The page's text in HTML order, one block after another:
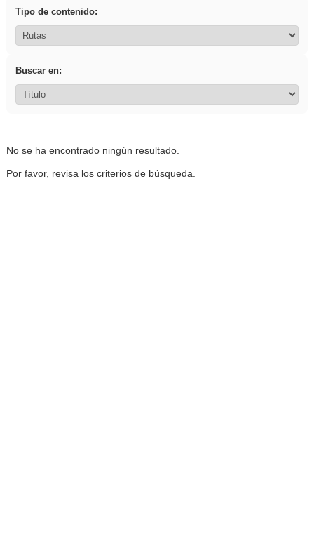
Tipo de contenido:
Buscar en:
No se ha encontrado ningún resultado.
Por favor, revisa los criterios de búsqueda.